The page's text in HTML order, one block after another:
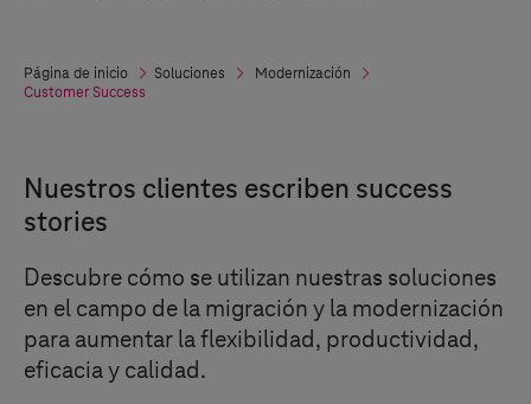
Página de inicio Soluciones
Modernización
Customer Success
Nuestros clientes escriben success
stories
Descubre cómo se utilizan nuestras soluciones
en el campo de la migración y la modernización
para aumentar la flexibilidad, productividad,
eficacia y calidad.